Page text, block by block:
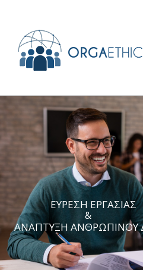
ΕΥΡΕΣΗ ΕΡΓΑΣΙΑΣ
ΑΝΑΠΤΥΞΗ ΑΝΘΡΩΠΙΝΟΥ
&